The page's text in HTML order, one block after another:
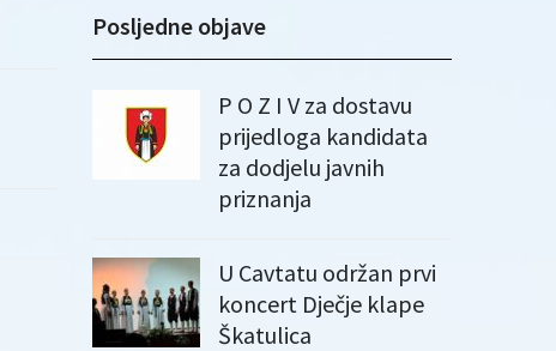
Posljedne objave
P O Z I V za dostavu
prijedloga kandidata
za dodjelu javnih
priznanja
U Cavtatu održan prvi
koncert Dječje klape
Škatulica